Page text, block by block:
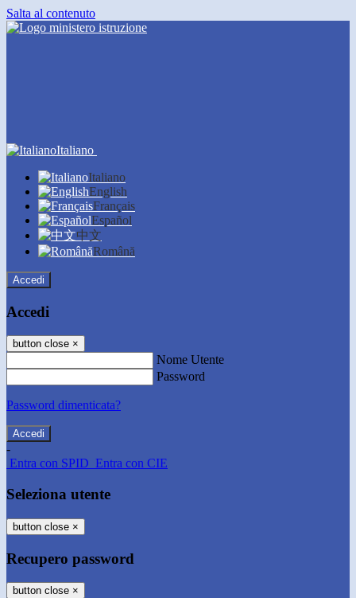
Salta al contenuto
Italiano
Italiano
English
Français
Español
中文
Română
Accedi
Accedi
button close ×
Nome Utente
Password
Password dimenticata?
-
Entra con SPID Entra con CIE
Seleziona utente
button close ×
Recupero password
button close ×